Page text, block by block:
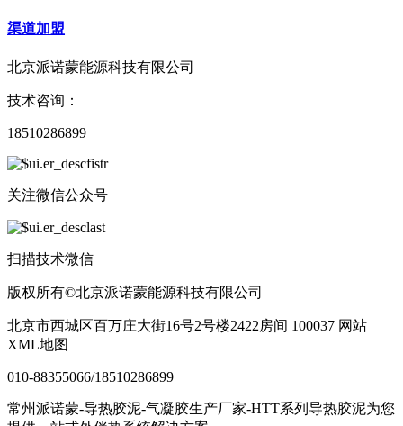
渠道加盟
北京派诺蒙能源科技有限公司
技术咨询：
18510286899
关注微信公众号
扫描技术微信
版权所有©北京派诺蒙能源科技有限公司
北京市西城区百万庄大街16号2号楼2422房间 100037 网站
XML地图
010-88355066/18510286899
常州派诺蒙-导热胶泥-气凝胶生产厂家-HTT系列导热胶泥为您